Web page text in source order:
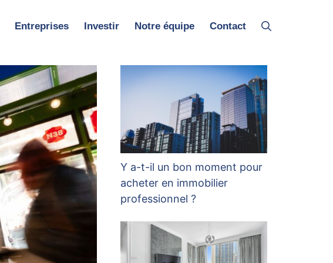
Entreprises Investir Notre équipe Contact
Y a-t-il un bon moment pour
acheter en immobilier
professionnel ?